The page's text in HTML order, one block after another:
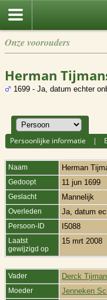
Onze voorouders
Herman
1699 - Ja, datum echter
Persoonlijke informatie |
Naam Herman
Gedoopt 11 jun 1699
Geslacht Mannelijk
Overleden Ja, datum
Persoon-ID I5088
Laatst
gewijzigd op
15 mrt 2008
Vader Derck
Moeder Jenneken